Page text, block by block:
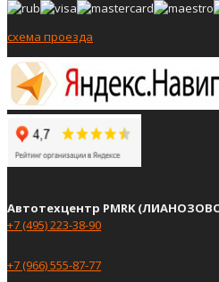
схема проезда
Автотехцентр PMRK
+7 (495) 223-38-90
+7 (966) 555-87-77